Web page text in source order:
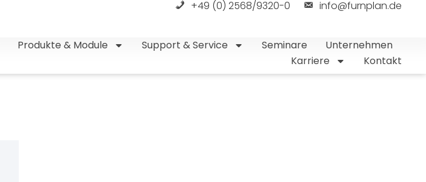
+49 (0) 2568/9320-0 info@furnplan.de
Produkte & Module Support & Service Seminare
Unternehmen
Karriere
Kontakt